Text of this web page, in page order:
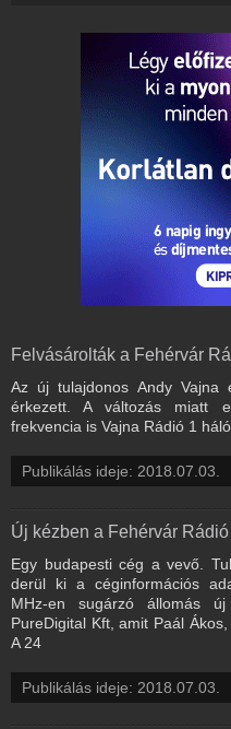
Online rádió készítés
Készítés lépésről lépésre
Felvásárolták a Fehérvár
Az új tulajdonos Andy Vajna
érkezett. A változás miatt
frekvencia is Vajna Rádió 1
Publikálás ideje: 2018.07.03.
Új kézben a Fehérvár Rádió
Egy budapesti cég a vevő.
derül ki a céginformációs
MHz-en sugárzó állomás
PureDigital Kft, amit Paál
A 24
Publikálás ideje: 2018.07.03.